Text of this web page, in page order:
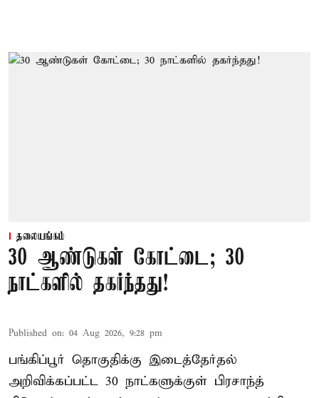
தலையங்கம்
30 ஆண்டுகள் கோட்டை; 30
நாட்களில் தகர்ந்தது!
Published on: 04 Aug 2026, 9:28 pm
பங்கிப்பூர் தொகுதிக்கு இடைத்தேர்தல்
அறிவிக்கப்பட்ட 30 நாட்களுக்குள் பிரசாந்த்